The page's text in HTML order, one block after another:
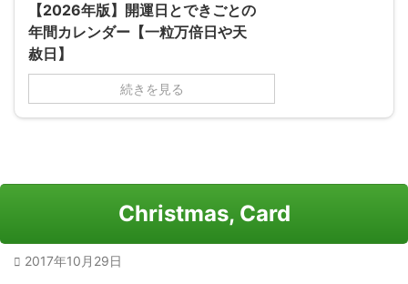
【2026年版】開運日とできごとの
年間カレンダー【一粒万倍日や天
赦日】
続きを見る
Christmas, Card
2017年10月29日